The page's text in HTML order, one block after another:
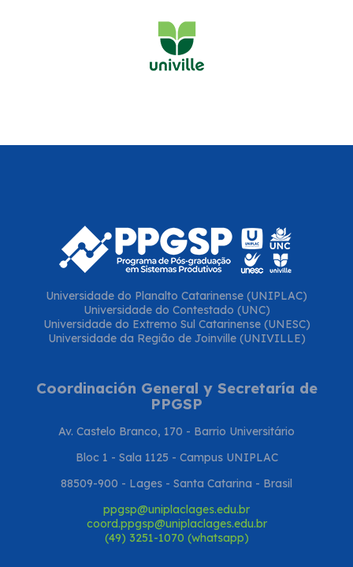
Universidade do Planalto Catarinense (UNIPLAC)
Universidade do Contestado (UNC)
Universidade do Extremo Sul Catarinense (UNESC)
Universidade da Região de Joinville (UNIVILLE)
Coordinación General y Secretaría de
PPGSP
Av. Castelo Branco, 170 - Barrio Universitário
Bloc 1 - Sala 1125 - Campus UNIPLAC
88509-900 - Lages - Santa Catarina - Brasil
ppgsp@uniplaclages.edu.br
coord.ppgsp@uniplaclages.edu.br
(49) 3251-1070 (whatsapp)